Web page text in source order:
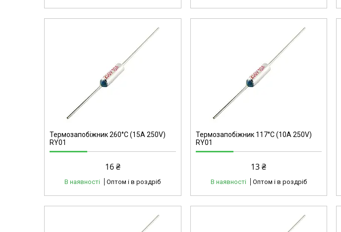
Термозапобіжник 260°C (15А 250V)
RY01
16 ₴
В наявності Оптом і в роздріб
Термозапобіжник 117°C (10А 250V)
RY01
13 ₴
В наявності Оптом і в роздріб